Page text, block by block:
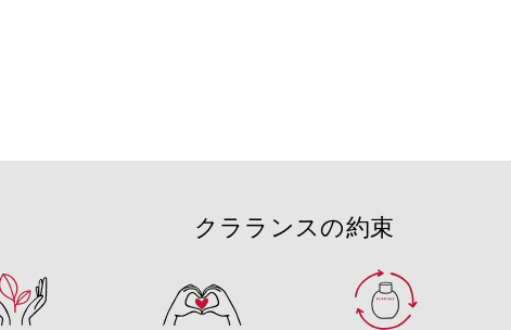
クラランスの約束